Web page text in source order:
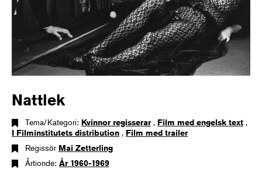
Nattlek
Tema/Kategori: Kvinnor regisserar, Film med engelsk text ,
I Filminstitutets distribution , Film med trailer
Regissör Mai Zetterling
Årtionde: År 1960-1969